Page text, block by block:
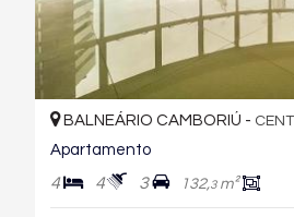
BALNEÁRIO CAMBORIÚ -
Apartamento
4 4 3 132,3m²